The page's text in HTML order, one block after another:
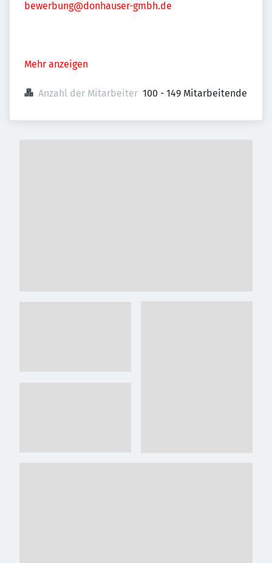
bewerbung@donhauser-gmbh.de
Mehr anzeigen
Anzahl der Mitarbeiter 100 - 149 Mitarbeitende